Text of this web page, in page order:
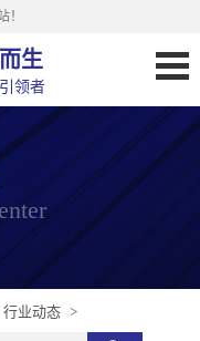
！
生
领者
行业动态 >